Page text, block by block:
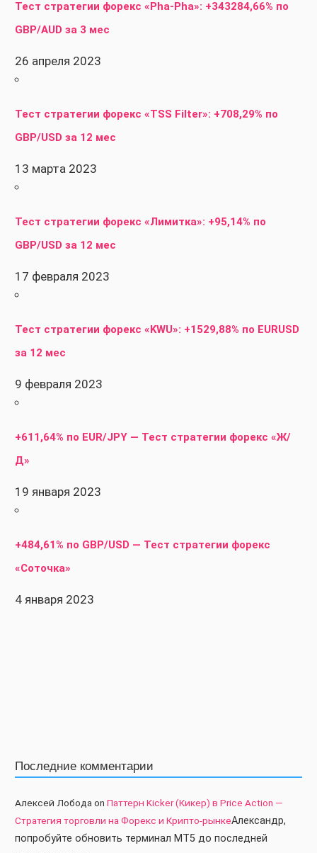
Тест стратегии форекс «Pha-Pha»: +343284,66% по
GBP/AUD за 3 мес
26 апреля 2023
Тест стратегии форекс «TSS Filter»: +708,29% по
GBP/USD за 12 мес
13 марта 2023
Тест стратегии форекс «Лимитка»: +95,14% по
GBP/USD за 12 мес
17 февраля 2023
Тест стратегии форекс «KWU»: +1529,88% по EURUSD
за 12 мес
9 февраля 2023
+611,64% по EUR/JPY — Тест стратегии форекс «Ж/
Д»
19 января 2023
+484,61% по GBP/USD — Тест стратегии форекс
«Соточка»
4 января 2023
Последние комментарии
Алексей Лобода on Паттерн Kicker (Кикер) в Price Action —
Стратегия торговли на Форекс и Крипто-рынкеАлександр,
попробуйте обновить терминал МТ5 до последней